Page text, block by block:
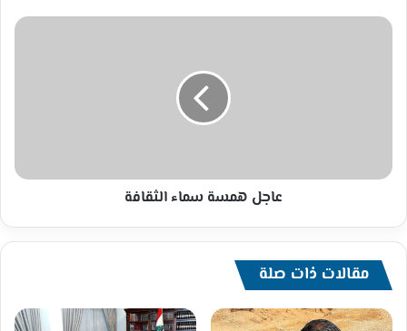
عاجل
عاجل همسة سماء الثقافة
مقالات ذات صلة